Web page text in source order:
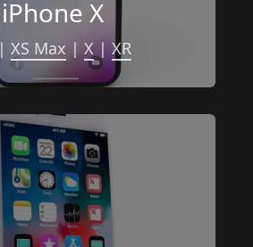
iPhone X
| XS Max | X | XR